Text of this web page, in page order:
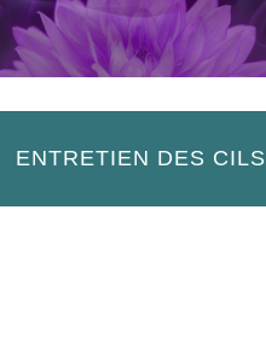
ENTRETIEN DES CILS